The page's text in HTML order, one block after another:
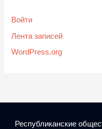
Войти
Лента записей
WordPress.org
Республиканские